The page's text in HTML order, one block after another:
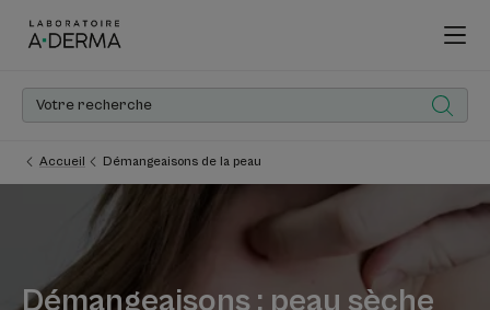
Accueil Démangeaisons de la peau
Démangeaisons : peau sèche